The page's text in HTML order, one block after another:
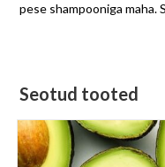
pese shampooniga maha.
Seotud tooted